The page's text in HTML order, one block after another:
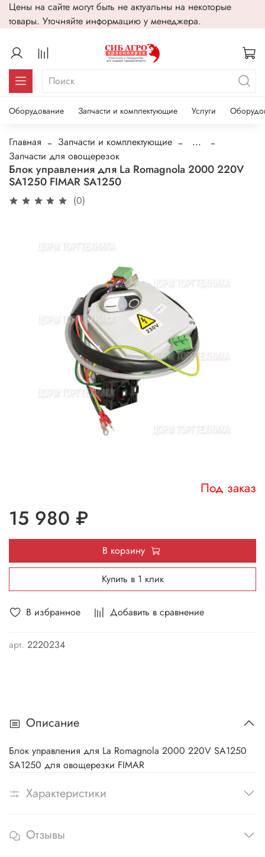
Цены на сайте могут быть не актуальны на некоторые
товары. Уточняйте информацию у менеджера.
Оборудование Запчасти и комплектующие Услуги
Главная Запчасти и комплектующие
...
Запчасти для овощерезок
Блок управления для La Romagnola 2000 220V
SA1250 FIMAR SA1250
(0)
В избранное Добавить в сравнение
арт. 2220234
Под заказ
15 980 ₽
В корзину
Купить в 1 клик
Описание
Блок управления для La Romagnola 2000 220V SA1250
SA1250 для овощерезки FIMAR
Характеристики
Отзывы